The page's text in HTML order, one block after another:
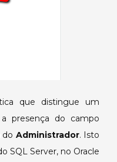
que distingue um
presença do campo
do Administrador. Isto
SQL Server, no Oracle